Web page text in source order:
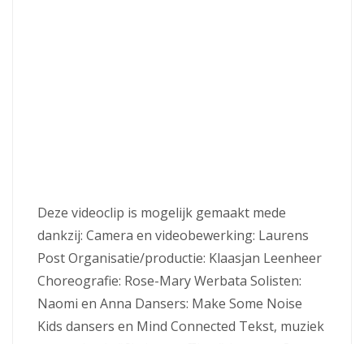
Deze videoclip is mogelijk gemaakt mede
dankzij: Camera en videobewerking: Laurens
Post Organisatie/productie: Klaasjan Leenheer
Choreografie: Rose-Mary Werbata Solisten:
Naomi en Anna Dansers: Make Some Noise
Kids dansers en Mind Connected Tekst, muziek